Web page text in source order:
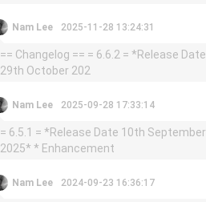
Nam Lee 2025-11-28 13:24:31
== Changelog == = 6.6.2 = *Release Date
29th October 202
Nam Lee 2025-09-28 17:33:14
= 6.5.1 = *Release Date 10th September
2025* * Enhancement
Nam Lee 2024-09-23 16:36:17